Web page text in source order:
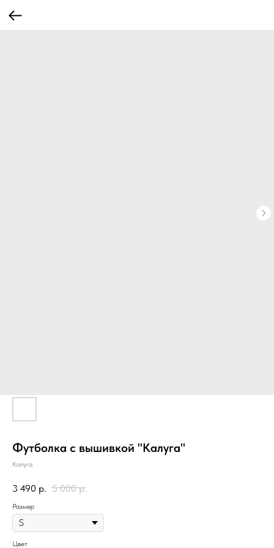
Футболка с вышивкой "Калуга"
Калуга
3 490 р. 5 000 р.
Размер
Цвет